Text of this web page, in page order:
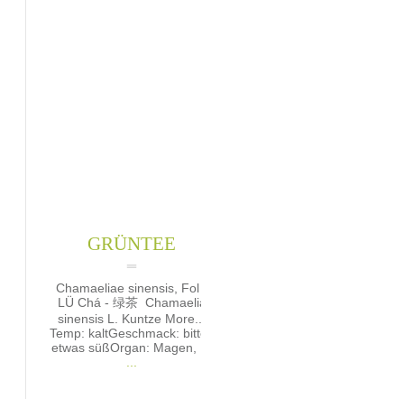
GRÜNTEE
Chamaeliae sinensis, Fol -
LÜ Chá - 绿茶 Chamaelia
sinensis L. Kuntze More...
Temp: kaltGeschmack: bitter,
etwas süßOrgan: Magen, H,